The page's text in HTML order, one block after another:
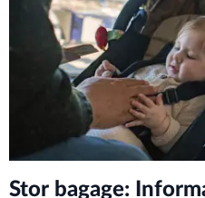
Stor bagage: